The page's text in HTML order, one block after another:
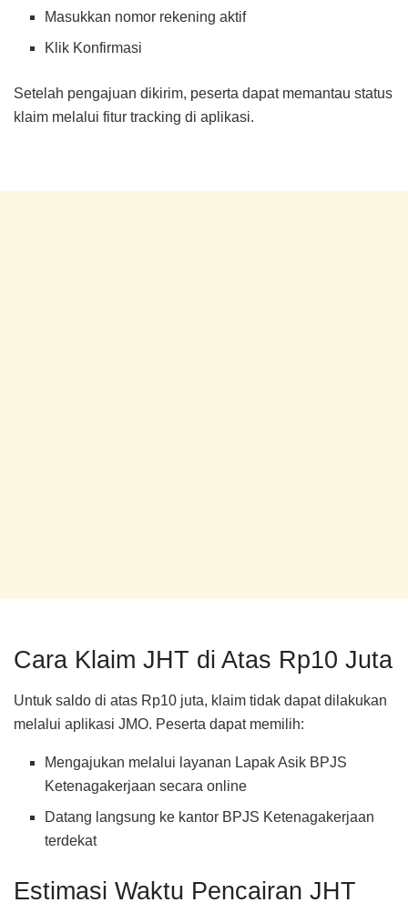
Masukkan nomor rekening aktif
Klik Konfirmasi
Setelah pengajuan dikirim, peserta dapat memantau status
klaim melalui fitur tracking di aplikasi.
Cara Klaim JHT di Atas Rp10 Juta
Untuk saldo di atas Rp10 juta, klaim tidak dapat dilakukan
melalui aplikasi JMO. Peserta dapat memilih:
Mengajukan melalui layanan Lapak Asik BPJS
Ketenagakerjaan secara online
Datang langsung ke kantor BPJS Ketenagakerjaan
terdekat
Estimasi Waktu Pencairan JHT